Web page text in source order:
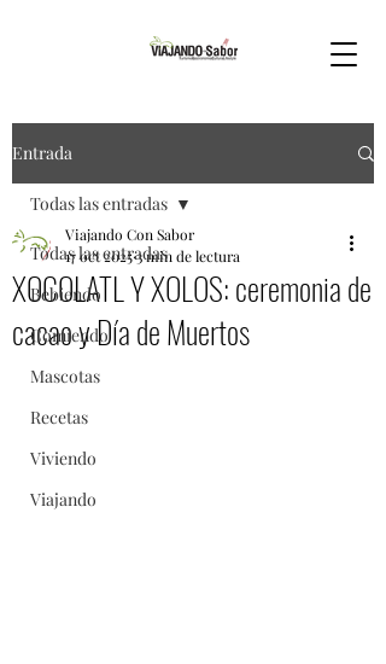
Entrada
Todas las entradas
Bebiendo
Comiendo
Mascotas
Recetas
Viviendo
Viajando
Todas las entradas
XOCOLATL Y XOLOS: ceremonia de
cacao y Día de Muertos
Viajando Con Sabor
17 oct 20253 min de lectura